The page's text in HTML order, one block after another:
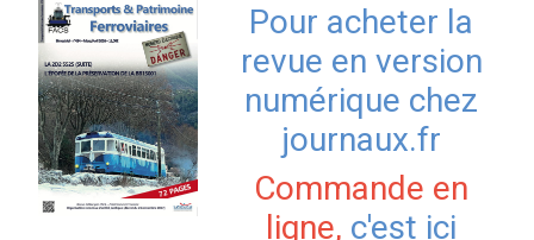
Pour acheter la
revue en version
numérique chez
journaux.fr
Commande en
ligne, c'est ici